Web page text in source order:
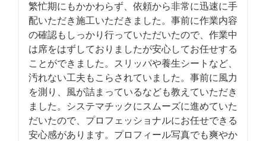
繁忙期にもかかわらず、依頼から非常に迅速に手
配いただき施工いただきました。事前に作業内容
の確認もしっかり行っていただいたので、作業中
は席をはずしておりましたが安心してお任せする
ことができました。スリッパや養生シートなど、
汚れない工夫もこらされていました。事前に風力
を測り、風が詰まっているなども教えていただき
ました。システマチックにスムーズに進めていた
だいたので、プロフェッショナルにお任せできる
安心感があります。プロフィール写真でも爽やか